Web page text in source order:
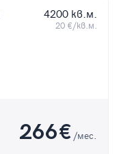
4200 кв.м.
20 €/кв.м.
266€ /мес.